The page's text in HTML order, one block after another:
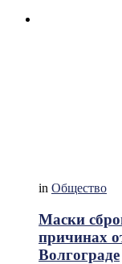
in Общество
Маски
причинах
Волгограде